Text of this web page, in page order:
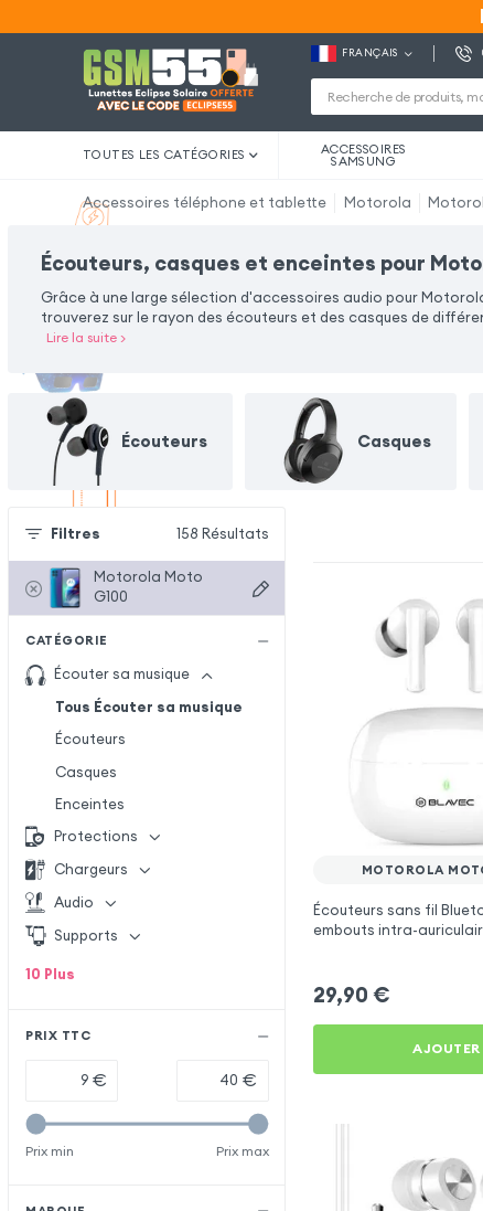
FRANÇAIS
TOUTES LES CATÉGORIES ACCESSOIRES
SAMSUNG
Accessoires téléphone et tablette Motorola
Écouteurs, casques et enceintes pour
Grâce à une large sélection d'accessoires audio pour
trouverez sur le rayon des écouteurs et des casques de
Lire la suite>
Écouteurs Casques
Filtres 158 Résultats
Motorola Moto
G100
CATÉGORIE
Écouter sa musique
Tous Écouter sa musique
Écouteurs
Casques
Enceintes
Protections
Chargeurs
Audio
Supports
10 Plus
PRIX TTC
€ €
Prix min Prix max
MOTOROLA
Écouteurs sans fil
embouts intra-
29,90 €
AJOUTER